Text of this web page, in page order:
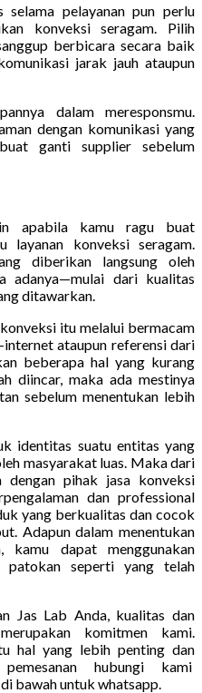
selama pelayanan pun perlu
konveksi seragam. Pilih
berbicara secara baik
jarak jauh ataupun
dalam meresponsmu.
dengan komunikasi yang
ganti supplier sebelum
apabila kamu ragu buat
layanan konveksi seragam.
diberikan langsung oleh
adanya—mulai dari kualitas
ditawarkan.
itu melalui bermacam
ataupun referensi dari
beberapa hal yang kurang
diincar, maka ada mestinya
sebelum menentukan lebih
identitas suatu entitas yang
masyarakat luas. Maka dari
pihak jasa konveksi
dan professional
yang berkualitas dan cocok
Adapun dalam menentukan
kamu dapat menggunakan
patokan seperti yang telah
Jas Lab Anda, kualitas dan
komitmen kami.
hal yang lebih penting dan
hubungi kami
bawah untuk whatsapp.